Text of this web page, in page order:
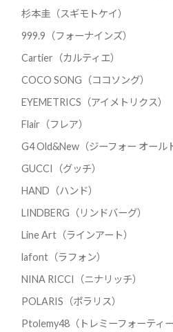
杉本圭（スギモトケイ）
999.9（フォーナインズ）
Cartier（カルティエ）
COCO SONG（ココソング）
EYEMETRICS（アイメトリクス）
Flair（フレア）
G4 Old&New（ジーフォー オール
GUCCI（グッチ）
HAND（ハンド）
LINDBERG（リンドバーグ）
Line Art（ラインアート）
lafont（ラフォン）
NINA RICCI（ニナリッチ）
POLARIS（ポラリス）
Ptolemy48（トレミーフォーティー